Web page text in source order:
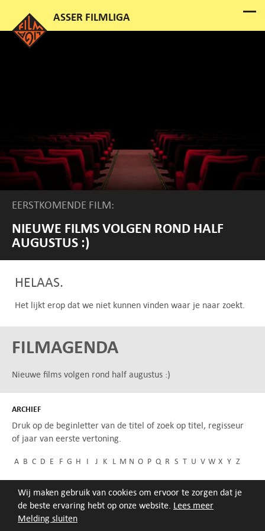
Melding sluiten
Wij maken gebruik van cookies om ervoor te zorgen dat je
de beste ervaring hebt op onze website. Lees meer
EERSTKOMENDE FILM:
NIEUWE FILMS VOLGEN ROND HALF
AUGUSTUS :)
HELAAS.
Het lijkt erop dat we niet kunnen vinden waar je naar zoekt.
FILMAGENDA
Nieuwe films volgen rond half augustus :)
ARCHIEF
Druk op de beginletter van de titel of zoek op titel, regisseur
of jaar van eerste vertoning.
A B C D E F G H I J K L M N O P Q R S T U V W X Y Z